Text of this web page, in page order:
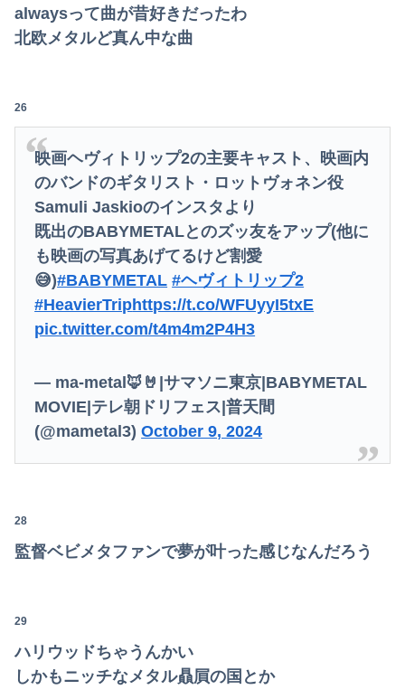
Powered by livedoor 相互RSS
alwaysって曲が昔好きだったわ
北欧メタルど真ん中な曲
26
映画ヘヴィトリップ2の主要キャスト、映画内
のバンドのギタリスト・ロットヴォネン役
Samuli Jaskioのインスタより
既出のBABYMETALとのズッ友をアップ(他に
も映画の写真あげてるけど割愛
😅)#BABYMETAL #ヘヴィトリップ2
#HeavierTriphttps://t.co/WFUyyI5txE
pic.twitter.com/t4m4m2P4H3
— ma-metal🦊🤘|サマソニ東京|BABYMETAL
MOVIE|テレ朝ドリフェス|普天間
(@mametal3)October 9, 2024
28
監督ベビメタファンで夢が叶った感じなんだろう
29
ハリウッドちゃうんかい
しかもニッチなメタル贔屓の国とか